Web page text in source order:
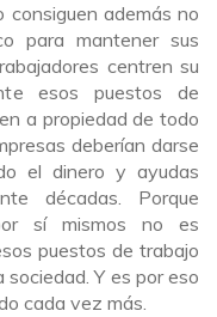
consiguen además no
para mantener sus
centren su
esos puestos de
a propiedad de todo
deberían darse
el dinero y ayudas
décadas. Porque
sí mismos no es
puestos de trabajo
Y es por eso
cada vez más.